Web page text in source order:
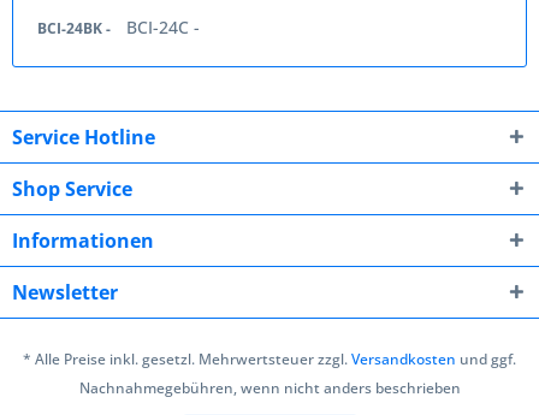
BCI-24BK - BCI-24C -
Service Hotline
Shop Service
Informationen
Newsletter
* Alle Preise inkl. gesetzl. Mehrwertsteuer zzgl.Versandkosten und ggf.
Nachnahmegebühren, wenn nicht anders beschrieben